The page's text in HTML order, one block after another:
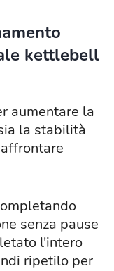
kettlebell
aumentare la
la stabilità
senza pause
l'intero
ripetilo per